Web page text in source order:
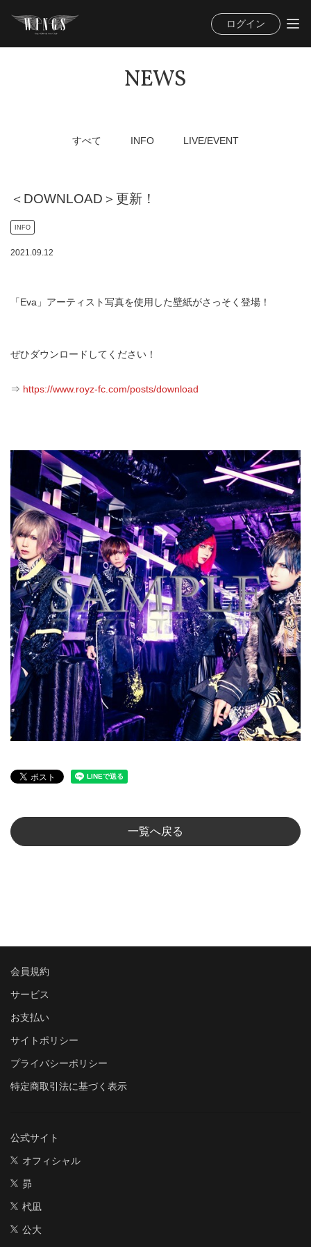
ログイン
NEWS
すべて INFO LIVE/EVENT
＜DOWNLOAD＞更新！
2021.09.12
INFO
「Eva」アーティスト写真を使用した壁紙がさっそく登場！
ぜひダウンロードしてください！
⇒ https://www.royz-fc.com/posts/download
一覧へ戻る
会員規約
サービス
お支払い
サイトポリシー
プライバシーポリシー
特定商取引法に基づく表示
公式サイト
オフィシャル
昴
杙凪
公大